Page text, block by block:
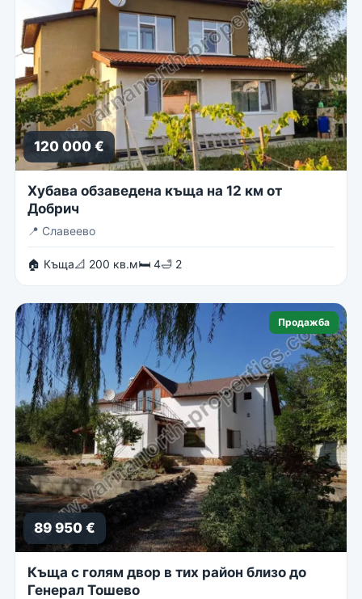
120 000 €
Хубава обзаведена къща на 12 км от
Добрич
📍 Славеево
🏠 Къща📐 200 кв.м🛏 4🛁 2
Продажба
89 950 €
Къща с голям двор в тих район близо до
Генерал Тошево